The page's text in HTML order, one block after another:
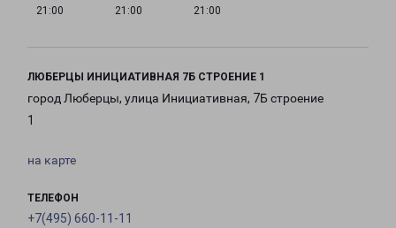
21:00
21:00
21:00
ЛЮБЕРЦЫ ИНИЦИАТИВНАЯ 7Б СТРОЕНИЕ 1
город Люберцы, улица Инициативная, 7Б строение
1
на карте
ТЕЛЕФОН
+7(495) 660-11-11